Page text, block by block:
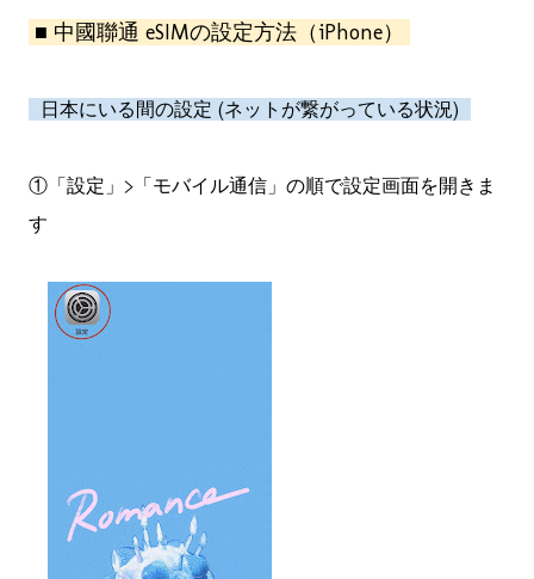
■ 中國聯通 eSIMの設定方法（iPhone）
日本にいる間の設定 (ネットが繋がっている状況)
①「設定」>「モバイル通信」の順で設定画面を開きま
す